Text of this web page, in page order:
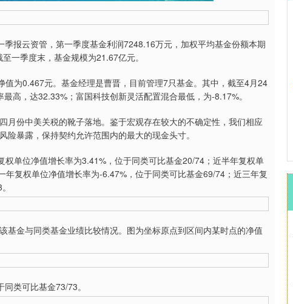
云资管，第一季度基金利润7248.16万元，加权平均基金份额本期
一季度末，基金规模为21.67亿元。
为0.467元。基金经理是曹晋，目前管理7只基金。其中，截至4月24
高，达32.33%；富国科技创新灵活配置混合最低，为-8.17%。
份中美关税的靴子落地。鉴于宏观存在较大的不确定性，我们相应
暴露，保持契约允许范围内的最大的现金头寸。
单位净值增长率为3.41%，位于同类可比基金20/74；近半年复权单
复权单位净值增长率为-6.47%，位于同类可比基金69/74；近三年复
金与同类基金业绩比较情况。图为坐标原点到区间内某时点的净值
类可比基金73/73。
1.35% 沪深300 4690.85 39.54 0.85%